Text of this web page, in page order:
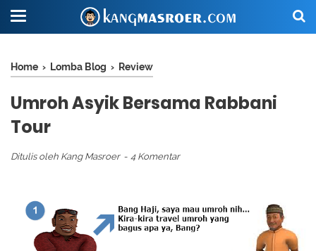
Home › Lomba Blog › Review
Umroh Asyik Bersama Rabbani
Tour
Ditulis oleh Kang Masroer 4 Komentar